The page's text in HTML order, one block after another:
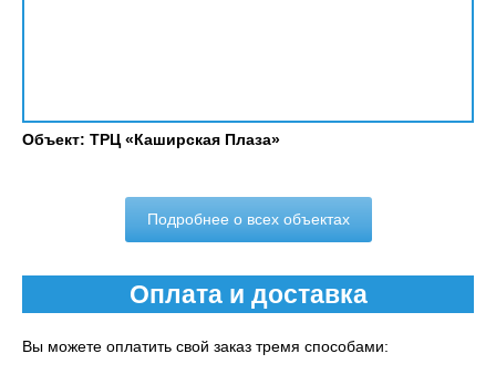
Объект: ТРЦ «Каширская Плаза»
Подробнее о всех объектах
Оплата и доставка
Вы можете оплатить свой заказ тремя способами: